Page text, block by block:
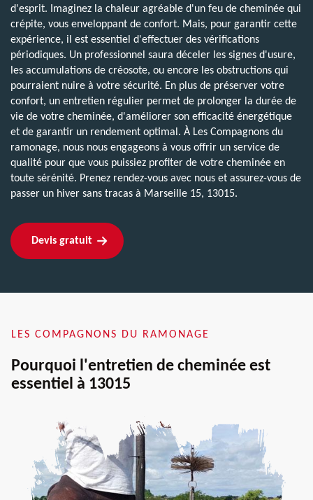
d'esprit. Imaginez la chaleur agréable d'un feu de cheminée qui
crépite, vous enveloppant de confort. Mais, pour garantir cette
expérience, il est essentiel d'effectuer des vérifications
périodiques. Un professionnel saura déceler les signes d'usure,
les accumulations de créosote, ou encore les obstructions qui
pourraient nuire à votre sécurité. En plus de préserver votre
confort, un entretien régulier permet de prolonger la durée de
vie de votre cheminée, d'améliorer son efficacité énergétique
et de garantir un rendement optimal. À Les Compagnons du
ramonage, nous nous engageons à vous offrir un service de
qualité pour que vous puissiez profiter de votre cheminée en
toute sérénité. Prenez rendez-vous avec nous et assurez-vous de
passer un hiver sans tracas à Marseille 15, 13015.
Devis gratuit
LES COMPAGNONS DU RAMONAGE
Pourquoi l'entretien de cheminée est
essentiel à 13015